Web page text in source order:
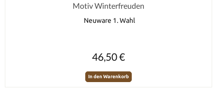
Motiv Winterfreuden
Neuware 1. Wahl
46,50 €
In den Warenkorb